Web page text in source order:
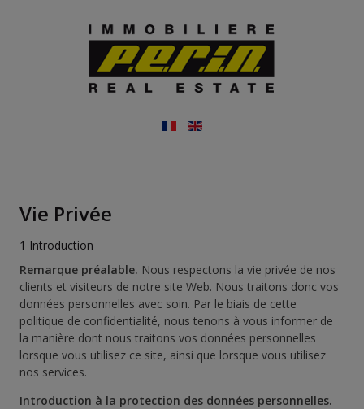
Vie Privée
1 Introduction
Remarque préalable. Nous respectons la vie privée de nos
clients et visiteurs de notre site Web. Nous traitons donc vos
données personnelles avec soin. Par le biais de cette
politique de confidentialité, nous tenons à vous informer de
la manière dont nous traitons vos données personnelles
lorsque vous utilisez ce site, ainsi que lorsque vous utilisez
nos services.
Introduction à la protection des données personnelles.